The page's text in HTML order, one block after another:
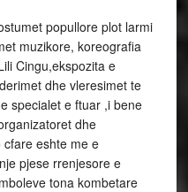
popullore plot larmi
muzikore, koreografia
Cingu,ekspozita e
dhe vleresimet te
specialet e ftuar ,i bene
dhe
eshte me e
pjese rrenjesore e
tona kombetare